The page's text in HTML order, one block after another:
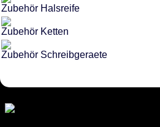
Zubehör Halsreife
Zubehör Ketten
Zubehör Schreibgeraete